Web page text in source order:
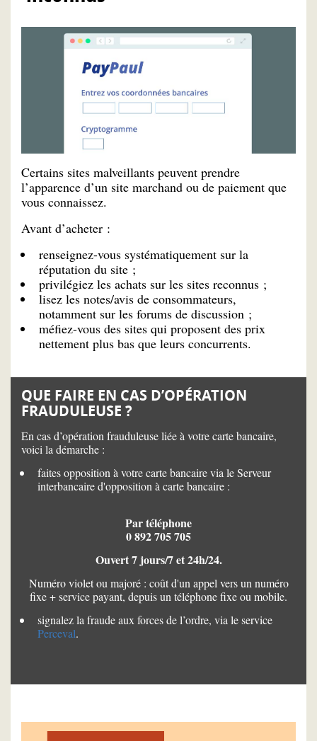
Certains sites malveillants peuvent prendre
l’apparence d’un site marchand ou de paiement que
vous connaissez.
Avant d’acheter :
renseignez-vous systématiquement sur la
réputation du site ;
privilégiez les achats sur les sites reconnus ;
lisez les notes/avis de consommateurs,
notamment sur les forums de discussion ;
méfiez-vous des sites qui proposent des prix
nettement plus bas que leurs concurrents.
QUE FAIRE EN CAS D’OPÉRATION
FRAUDULEUSE ?
En cas d’opération frauduleuse liée à votre carte bancaire,
voici la démarche :
faites opposition à votre carte bancaire via le Serveur
interbancaire d'opposition à carte bancaire :
Par téléphone
0 892 705 705
Ouvert 7 jours/7 et 24h/24.
Numéro violet ou majoré : coût d'un appel vers un numéro
fixe + service payant, depuis un téléphone fixe ou mobile.
signalez la fraude aux forces de l’ordre, via le service
Perceval.